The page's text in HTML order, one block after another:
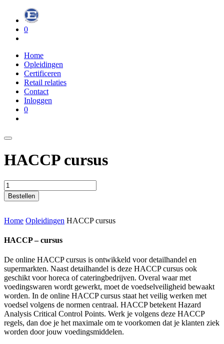
0
Home
Opleidingen
Certificeren
Retail relaties
Contact
Inloggen
0
HACCP cursus
Bestellen
Home Opleidingen HACCP cursus
HACCP – cursus
De online HACCP cursus is ontwikkeld voor detailhandel en
supermarkten. Naast detailhandel is deze HACCP cursus ook
geschikt voor horeca of cateringbedrijven. Overal waar met
voedingswaren wordt gewerkt, moet de voedselveiligheid bewaakt
worden. In de online HACCP cursus staat het veilig werken met
voedsel volgens de normen centraal. HACCP betekent Hazard
Analysis Critical Control Points. Werk je volgens deze HACCP
regels, dan doe je het maximale om te voorkomen dat je klanten ziek
worden door jouw voedingsmiddelen.